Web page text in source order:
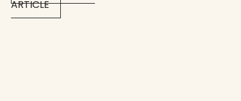
ARTICLE